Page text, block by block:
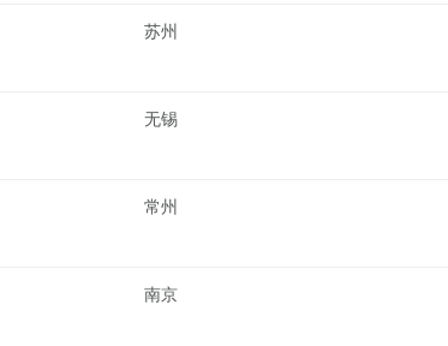
苏州
无锡
常州
南京